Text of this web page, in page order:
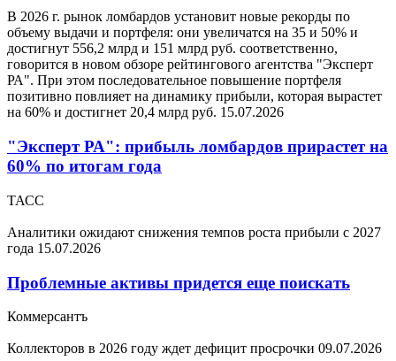
В 2026 г. рынок ломбардов установит новые рекорды по
объему выдачи и портфеля: они увеличатся на 35 и 50% и
достигнут 556,2 млрд и 151 млрд руб. соответственно,
говорится в новом обзоре рейтингового агентства "Эксперт
РА". При этом последовательное повышение портфеля
позитивно повлияет на динамику прибыли, которая вырастет
на 60% и достигнет 20,4 млрд руб. 15.07.2026
"Эксперт РА": прибыль ломбардов прирастет на
60% по итогам года
ТАСС
Аналитики ожидают снижения темпов роста прибыли с 2027
года 15.07.2026
Проблемные активы придется еще поискать
Коммерсантъ
Коллекторов в 2026 году ждет дефицит просрочки 09.07.2026